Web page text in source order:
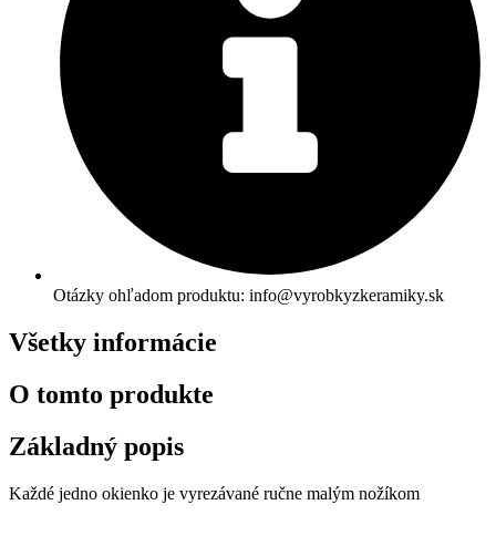
Otázky ohľadom produktu: info@vyrobkyzkeramiky.sk
Všetky informácie
O tomto produkte
Základný popis
Každé jedno okienko je vyrezávané ručne malým nožíkom